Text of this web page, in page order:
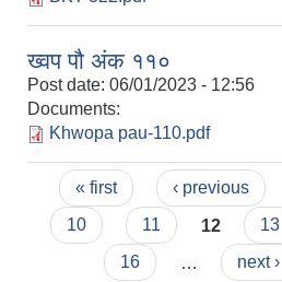
ख्वप पौ अंक ११०
Post date: 06/01/2023 - 12:56
Documents:
Khwopa pau-110.pdf
Pages
« first ‹ previous
10
11 12 13
16
next ›